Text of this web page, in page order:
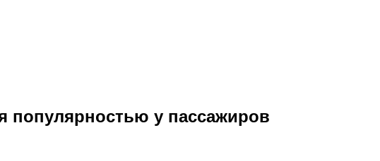
популярностью у пассажиров